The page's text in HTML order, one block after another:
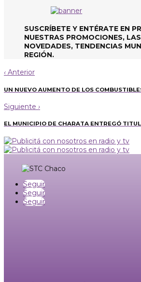
SUSCRÍBETE Y ENTÉRATE EN
NUESTRAS PROMOCIONES,
NOVEDADES, TENDENCIAS
REGIÓN.
‹ Anterior
UN NUEVO AUMENTO DE LOS
Siguiente ›
EL MUNICIPIO DE CHARATA ENTREGÓ
Seguir
Seguir
Seguir